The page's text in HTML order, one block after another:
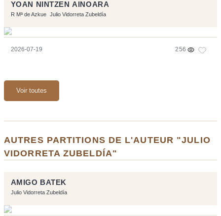
YOAN NINTZEN AINOARA
R Mª de Azkue Julio Vidorreta Zubeldía
2026-07-19 256
Voir toutes
AUTRES PARTITIONS DE L'AUTEUR "JULIO
VIDORRETA ZUBELDÍA"
AMIGO BATEK
Julio Vidorreta Zubeldía